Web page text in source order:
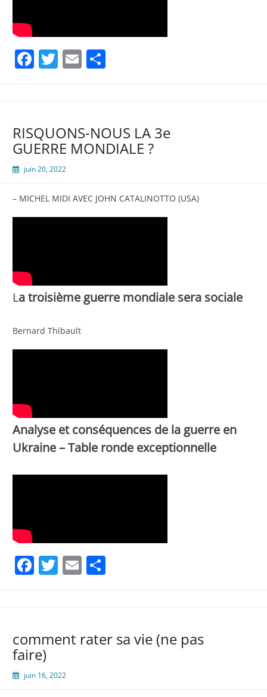
Facebook
Twitter
Email
RISQUONS-NOUS LA 3e
GUERRE MONDIALE ?
juin 20, 2022
– MICHEL MIDI AVEC JOHN CATALINOTTO (USA)
La troisième guerre mondiale sera sociale
Bernard Thibault
Analyse et conséquences de la guerre en
Ukraine – Table ronde exceptionnelle
Facebook
Twitter
Email
comment rater sa vie (ne pas
faire)
juin 16, 2022